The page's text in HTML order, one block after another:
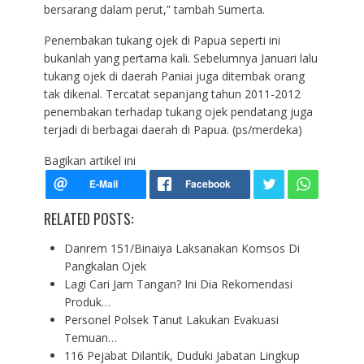
bersarang dalam perut,” tambah Sumerta.
Penembakan tukang ojek di Papua seperti ini
bukanlah yang pertama kali. Sebelumnya Januari lalu
tukang ojek di daerah Paniai juga ditembak orang
tak dikenal. Tercatat sepanjang tahun 2011-2012
penembakan terhadap tukang ojek pendatang juga
terjadi di berbagai daerah di Papua. (ps/merdeka)
Bagikan artikel ini
RELATED POSTS:
Danrem 151/Binaiya Laksanakan Komsos Di
Pangkalan Ojek
Lagi Cari Jam Tangan? Ini Dia Rekomendasi
Produk…
Personel Polsek Tanut Lakukan Evakuasi
Temuan…
116 Pejabat Dilantik, Duduki Jabatan Lingkup